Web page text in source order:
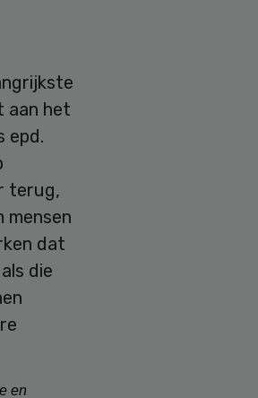
aan het
epd.
terug,
mensen
dat
die
en